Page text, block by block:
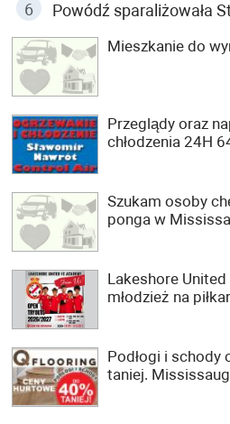
Powódź sparaliżowała
Mieszkanie do
Przeglądy oraz
chłodzenia 24H
Szukam osoby
ponga w
Lakeshore
młodzież na
Podłogi i schody
taniej.